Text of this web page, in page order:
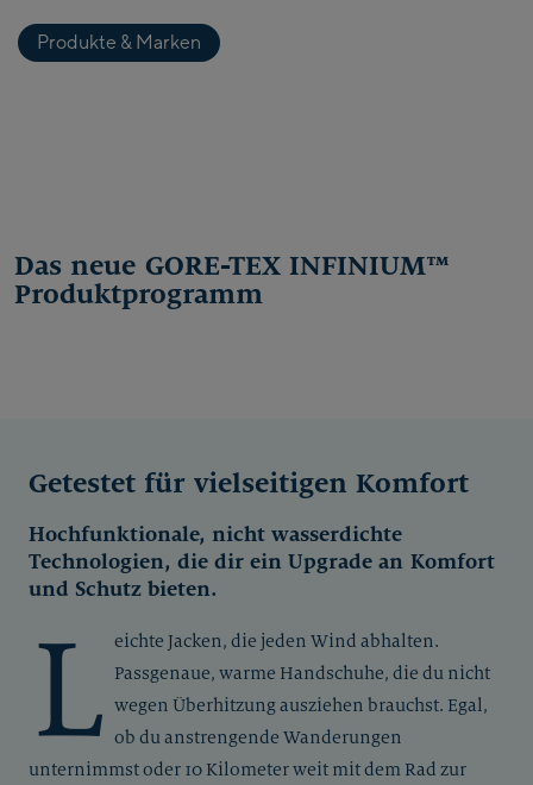
Produkte & Marken
Das neue GORE-TEX INFINIUM™
Produktprogramm
Getestet für vielseitigen Komfort
Hochfunktionale, nicht wasserdichte
Technologien, die dir ein Upgrade an Komfort
und Schutz bieten.
L eichte Jacken, die jeden Wind abhalten.
Passgenaue, warme Handschuhe, die du nicht
wegen Überhitzung ausziehen brauchst. Egal,
ob du anstrengende Wanderungen
unternimmst oder 10 Kilometer weit mit dem Rad zur